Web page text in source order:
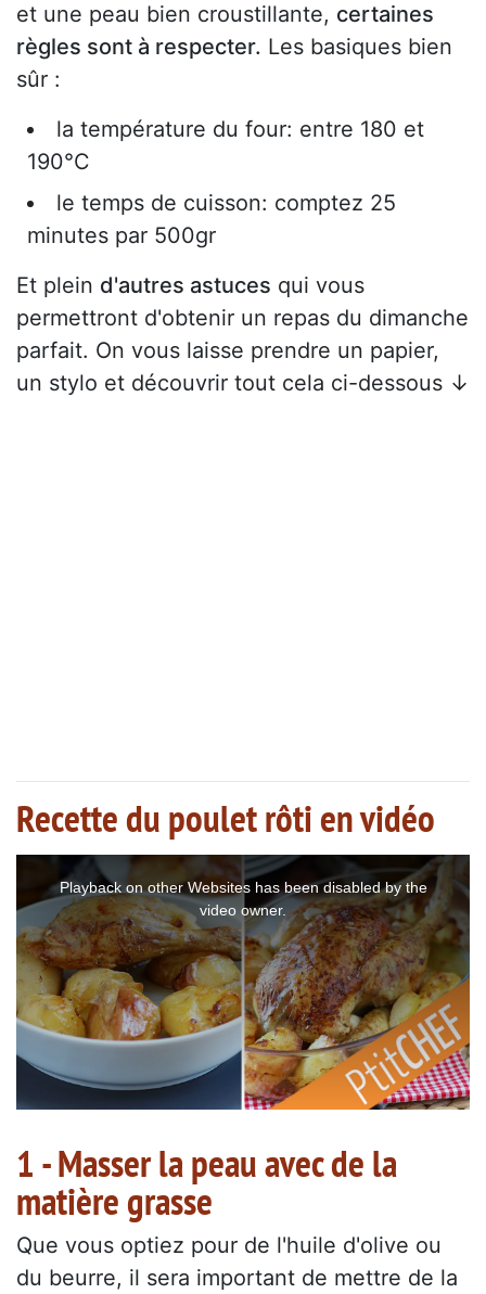
et une peau bien croustillante, certaines
règles sont à respecter. Les basiques bien
sûr :
la température du four: entre 180 et
190°C
le temps de cuisson: comptez 25
minutes par 500gr
Et plein d'autres astuces qui vous
permettront d'obtenir un repas du dimanche
parfait. On vous laisse prendre un papier,
un stylo et découvrir tout cela ci-dessous ↓
Recette du poulet rôti en vidéo
modal
window.
Playback on other Websites has been disabled by the
video owner.
1 - Masser la peau avec de la
matière grasse
Que vous optiez pour de l'huile d'olive ou
du beurre, il sera important de mettre de la